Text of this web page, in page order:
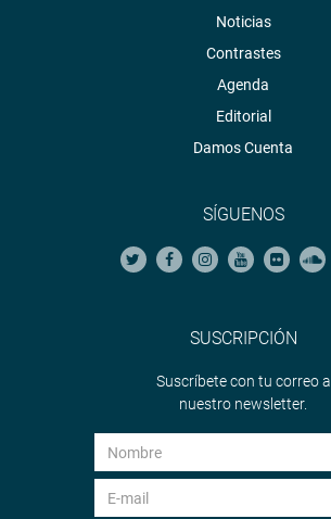
Noticias
Contrastes
Agenda
Editorial
Damos Cuenta
SÍGUENOS
SUSCRIPCIÓN
Suscríbete con tu correo a
nuestro newsletter.